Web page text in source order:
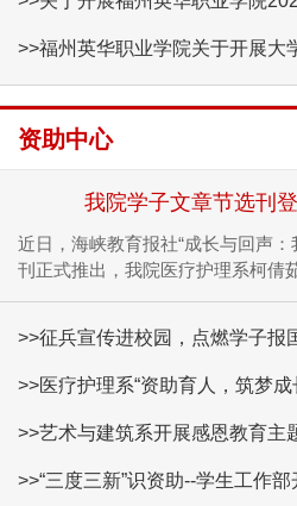
>>福州英华职业学院关于开展大
资助中心
我院学子文章节选刊
近日，海峡教育报社“成长与回声
刊正式推出，我院医疗护理系柯倩
>>征兵宣传进校园，点燃学子报
>>医疗护理系“资助育人，筑梦成
>>艺术与建筑系开展感恩教育主
>>“三度三新”识资助--学生工作